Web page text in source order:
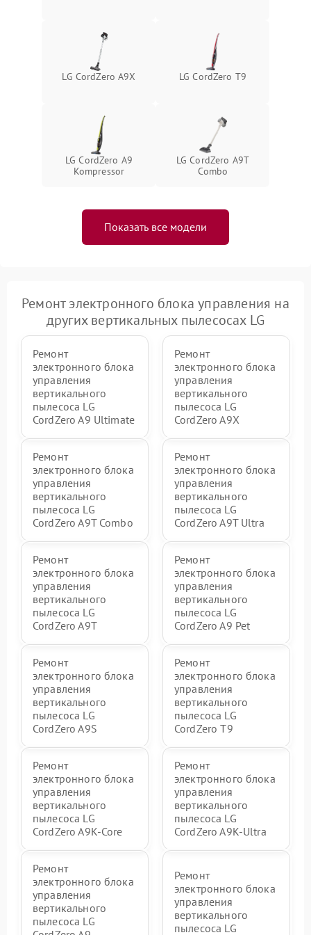
LG CordZero A9X LG CordZero T9
LG CordZero A9
Kompressor
LG CordZero A9T
Combo
Показать все модели
Ремонт электронного блока управления на
других вертикальных пылесосах LG
Ремонт
электронного блока
управления
вертикального
пылесоса LG
CordZero A9 Ultimate
Ремонт
электронного блока
управления
вертикального
пылесоса LG
CordZero A9X
Ремонт
электронного блока
управления
вертикального
пылесоса LG
CordZero A9T Combo
Ремонт
электронного блока
управления
вертикального
пылесоса LG
CordZero A9T Ultra
Ремонт
электронного блока
управления
вертикального
пылесоса LG
CordZero A9T
Ремонт
электронного блока
управления
вертикального
пылесоса LG
CordZero A9 Pet
Ремонт
электронного блока
управления
вертикального
пылесоса LG
CordZero A9S
Ремонт
электронного блока
управления
вертикального
пылесоса LG
CordZero T9
Ремонт
электронного блока
управления
вертикального
пылесоса LG
CordZero A9K-Core
Ремонт
электронного блока
управления
вертикального
пылесоса LG
CordZero A9K-Ultra
Ремонт
электронного блока
управления
вертикального
пылесоса LG
Ремонт
электронного блока
управления
вертикального
пылесоса LG